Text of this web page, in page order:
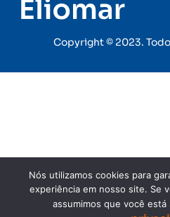
Copyright © 2023.
Nós utilizamos cookies para
experiência em nosso site. Se
assumimos que você